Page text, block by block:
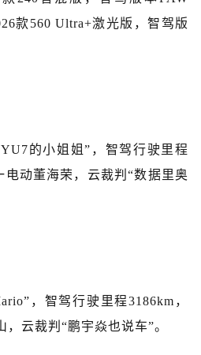
款560 Ultra+激光版，智驾版
的小姐姐”，智驾行驶里程
动董海荣，云裁判“数据里奥
，智驾行驶里程3186km，
云裁判“鹏宇焱也说车”。